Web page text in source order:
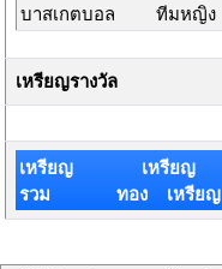
บาสเกตบอล
ทีมหญิง
เหรียญรางวัล
เหรียญ
รวม
เหรียญ
ทอง เหรียญ